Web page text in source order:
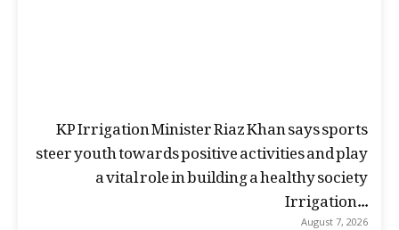
KP Irrigation Minister Riaz Khan says sports
steer youth towards positive activities and play
a vital role in building a healthy society
Irrigation...
August 7, 2026